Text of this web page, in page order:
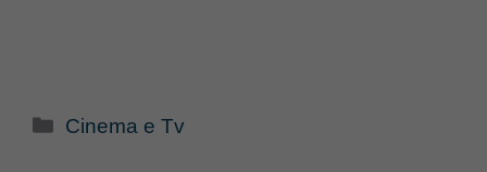
Categorie
Cinema e Tv